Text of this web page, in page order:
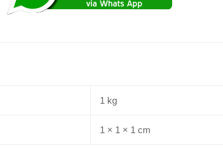
1 kg
1 × 1 × 1 cm